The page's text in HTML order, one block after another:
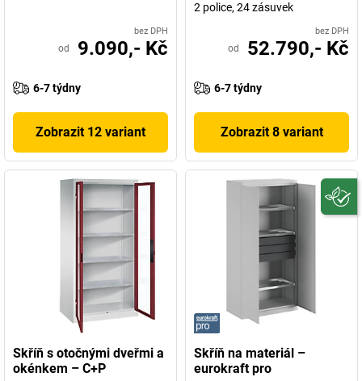
bez DPH
od 9.090,- Kč
6-7 týdny
Zobrazit 12 variant
2 police, 24 zásuvek
bez DPH
od 52.790,- Kč
6-7 týdny
Zobrazit 8 variant
Skříň s otočnými dveřmi a
okénkem – C+P
Skříň na materiál –
eurokraft pro